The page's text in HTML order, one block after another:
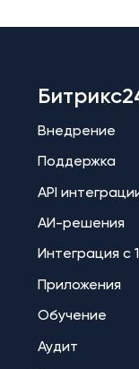
Внедрение
Поддержка
API
АИ-решения
Интеграция с
Приложения
Обучение
Аудит